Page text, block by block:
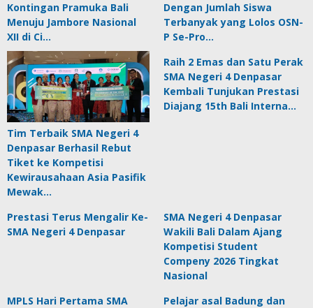
Kontingan Pramuka Bali
Menuju Jambore Nasional
XII di Ci…
Dengan Jumlah Siswa
Terbanyak yang Lolos OSN-
P Se-Pro…
Tim Terbaik SMA Negeri 4
Denpasar Berhasil Rebut
Tiket ke Kompetisi
Kewirausahaan Asia Pasifik
Mewak…
Raih 2 Emas dan Satu Perak
SMA Negeri 4 Denpasar
Kembali Tunjukan Prestasi
Diajang 15th Bali Interna…
Prestasi Terus Mengalir Ke-
SMA Negeri 4 Denpasar
SMA Negeri 4 Denpasar
Wakili Bali Dalam Ajang
Kompetisi Student
Compeny 2026 Tingkat
Nasional
MPLS Hari Pertama SMA
Pelajar asal Badung dan